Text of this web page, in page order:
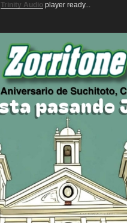
Trinity Audio player ready...